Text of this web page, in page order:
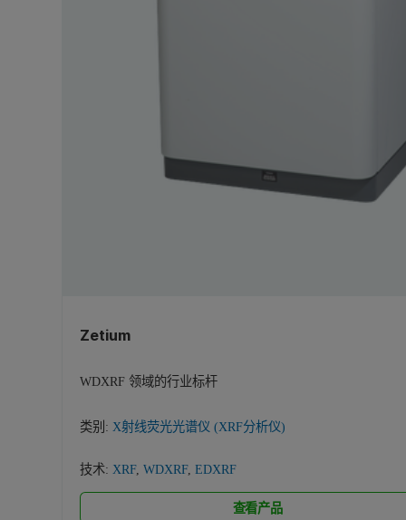
Zetium
WDXRF 领域的行业标杆
类别: X射线荧光光谱仪 (XRF分析仪)
技术:XRF,WDXRF,EDXRF
查看产品